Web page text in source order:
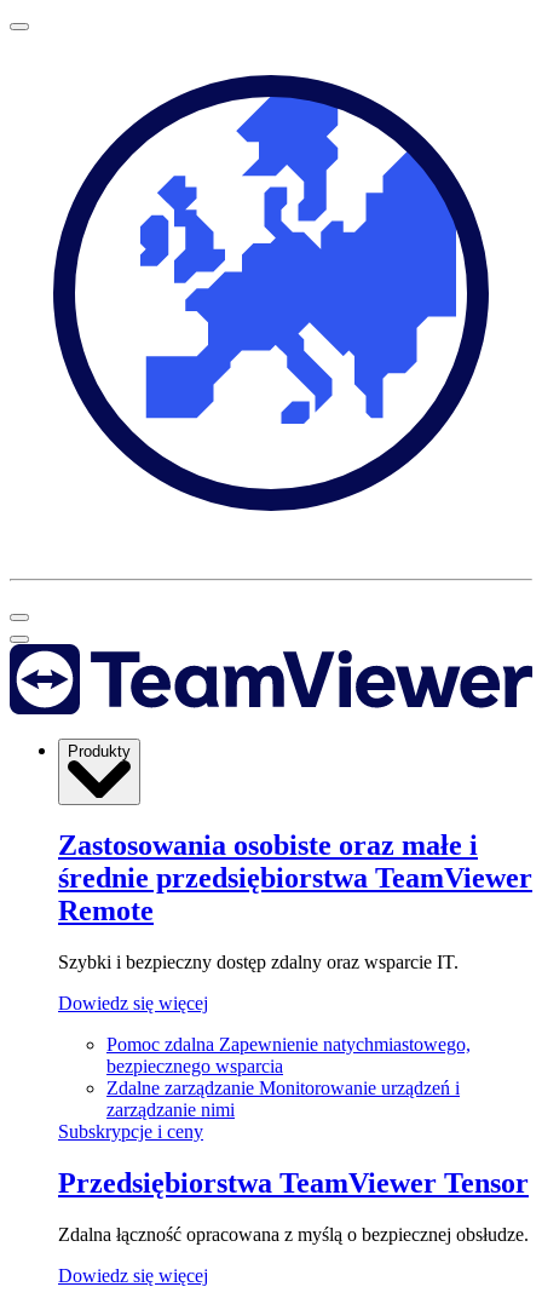
Produkty
Zastosowania osobiste oraz małe i
średnie przedsiębiorstwa TeamViewer
Remote
Szybki i bezpieczny dostęp zdalny oraz wsparcie IT.
Dowiedz się więcej
Pomoc zdalna Zapewnienie natychmiastowego,
bezpiecznego wsparcia
Zdalne zarządzanie Monitorowanie urządzeń i
zarządzanie nimi
Subskrypcje i ceny
Przedsiębiorstwa TeamViewer Tensor
Zdalna łączność opracowana z myślą o bezpiecznej obsłudze.
Dowiedz się więcej